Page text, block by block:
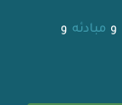
و مبادئه و